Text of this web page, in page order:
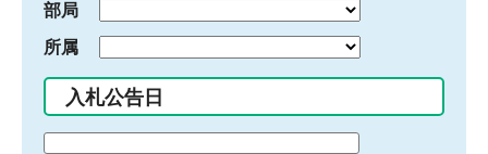
部局
所属
入札公告日